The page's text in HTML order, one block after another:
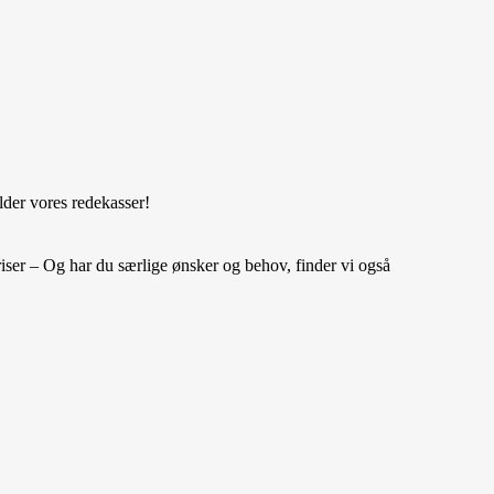
vores redekasser!
– Og har du særlige ønsker og behov, finder vi også